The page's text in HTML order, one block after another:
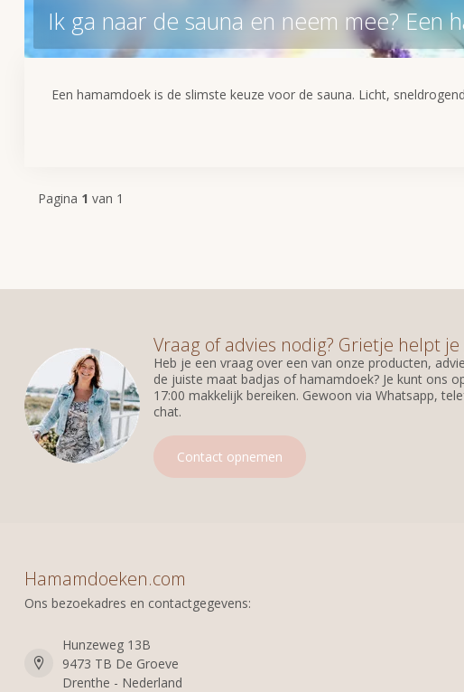
Ik ga naar de sauna en neem mee? Een
Een hamamdoek is de slimste keuze voor de sauna. Licht,
Pagina 1 van 1
Vraag of advies nodig? Grietje helpt je
Heb je een vraag over een van onze producten,
de juiste maat badjas of hamamdoek? Je kunt ons
17:00 makkelijk bereiken. Gewoon via Whatsapp,
chat.
Contact opnemen
Hamamdoeken.com
Ons bezoekadres en contactgegevens:
Hunzeweg 13B
9473 TB De Groeve
Drenthe - Nederland